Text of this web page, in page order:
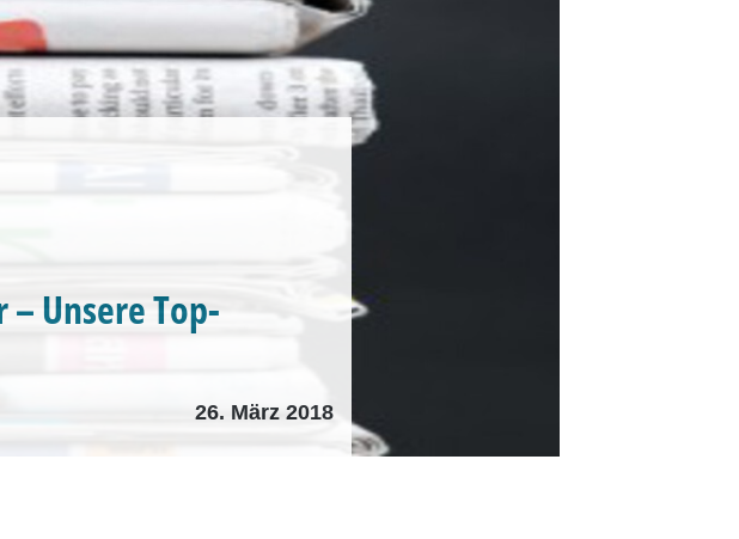
– Unsere Top-
26. März 2018